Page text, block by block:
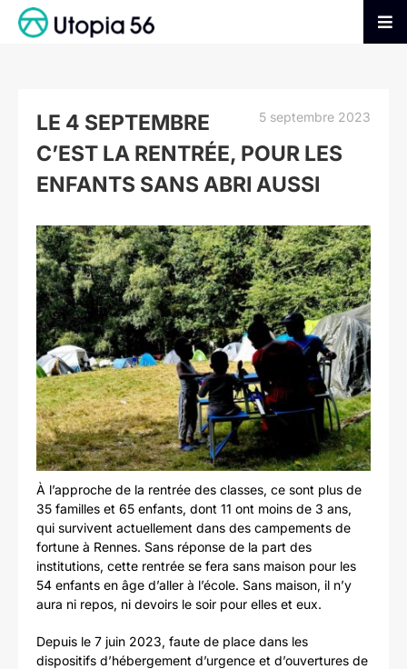
Passer
S’INFORMER
ADHÉRER
FAIRE UN DON
5 septembre 2023
LE 4 SEPTEMBRE
C’EST LA RENTRÉE, POUR LES
ENFANTS SANS ABRI AUSSI
Voir
l'image
agrandie
À l’approche de la rentrée des classes, ce sont plus de
35 familles et 65 enfants, dont 11 ont moins de 3 ans,
qui survivent actuellement dans des campements de
fortune à Rennes. Sans réponse de la part des
institutions, cette rentrée se fera sans maison pour les
54 enfants en âge d’aller à l’école. Sans maison, il n’y
aura ni repos, ni devoirs le soir pour elles et eux.
Depuis le 7 juin 2023, faute de place dans les
dispositifs d’hébergement d’urgence et d’ouvertures de